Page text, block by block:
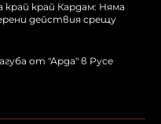
край Кардам: Няма
действия срещу
от "Арда" в Русе